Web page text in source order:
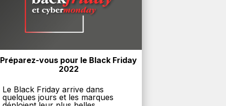
Préparez-vous pour le Black Friday
2022
Le Black Friday arrive dans
quelques jours et les marques